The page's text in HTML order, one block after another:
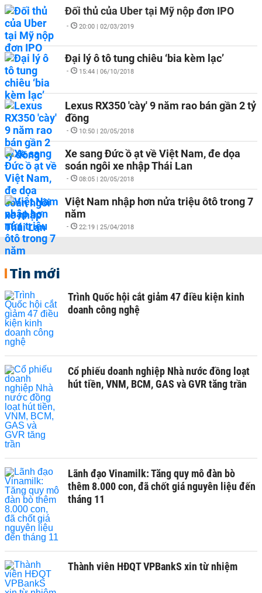
Đối thủ của Uber tại Mỹ nộp đơn IPO
- 20:00 | 02/03/2019
Đại lý ô tô tung chiêu ‘bia kèm lạc’
- 15:44 | 06/10/2018
Lexus RX350 'cày' 9 năm rao bán gần 2 tỷ
đồng
- 10:50 | 20/05/2018
Xe sang Đức ồ ạt về Việt Nam, đe dọa
soán ngôi xe nhập Thái Lan
- 08:05 | 20/05/2018
Việt Nam nhập hơn nửa triệu ôtô trong 7
năm
- 22:19 | 25/04/2018
Tin mới
Trình Quốc hội cắt giảm 47 điều kiện kinh
doanh công nghệ
Cổ phiếu doanh nghiệp Nhà nước đồng loạt
hút tiền, VNM, BCM, GAS và GVR tăng trần
Lãnh đạo Vinamilk: Tăng quy mô đàn bò
thêm 8.000 con, đã chốt giá nguyên liệu đến
tháng 11
Thành viên HĐQT VPBankS xin từ nhiệm